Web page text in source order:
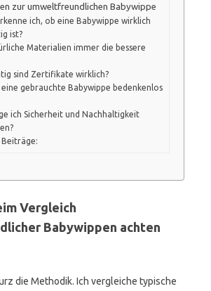
zur umweltfreundlichen Babywippe
ich, ob eine Babywippe wirklich
ist?
Materialien immer die bessere
sind Zertifikate wirklich?
eine gebrauchte Babywippe bedenkenlos
ich Sicherheit und Nachhaltigkeit
Beiträge:
Vergleich
Babywippen achten
die Methodik. Ich vergleiche typische